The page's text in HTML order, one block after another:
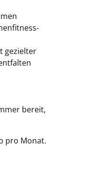
gezielter
bereit,
pro Monat.